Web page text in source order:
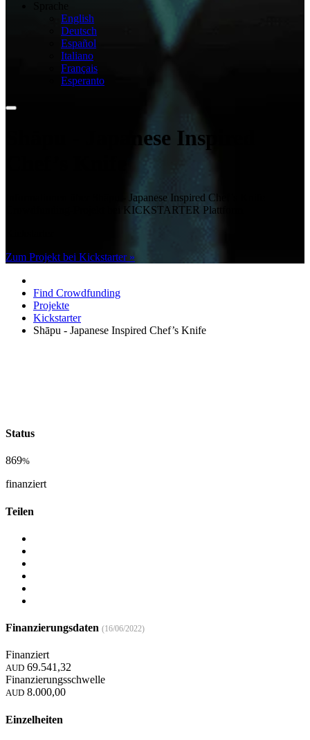
English
Deutsch
Español
Italiano
Français
Esperanto
Shāpu - Japanese Inspired
Informationen über Shāpu - Japanese Inspired Chef’s Knife
Crowdfunding-Projekt bei KICKSTARTER Plattform
Zum Projekt bei Kickstarter »
Find Crowdfunding
Projekte
Kickstarter
Shāpu - Japanese Inspired Chef’s Knife
Status
869%
finanziert
Teilen
Finanzierungsdaten (16/06/2022)
Finanziert
AUD 69.541,32
Finanzierungsschwelle
AUD 8.000,00
Einzelheiten